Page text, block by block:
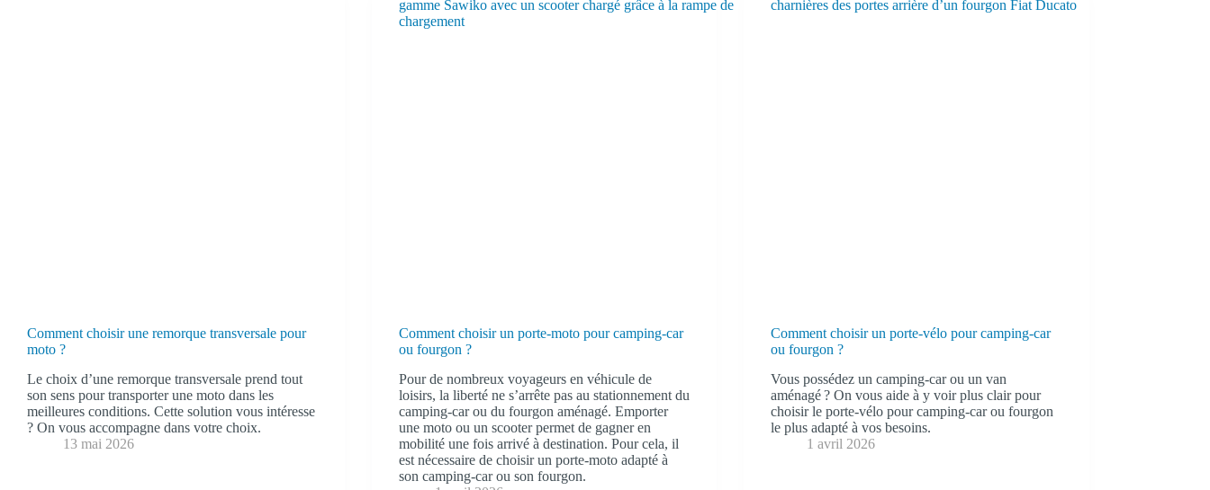
Comment choisir une remorque transversale pour
moto ?
Le choix d’une remorque transversale prend tout
son sens pour transporter une moto dans les
meilleures conditions. Cette solution vous intéresse
? On vous accompagne dans votre choix.
13 mai 2026
Comment choisir un porte-moto pour camping-car
ou fourgon ?
Pour de nombreux voyageurs en véhicule de
loisirs, la liberté ne s’arrête pas au stationnement du
camping-car ou du fourgon aménagé. Emporter
une moto ou un scooter permet de gagner en
mobilité une fois arrivé à destination. Pour cela, il
est nécessaire de choisir un porte-moto adapté à
son camping-car ou son fourgon.
Comment choisir un porte-vélo pour camping-car
ou fourgon ?
Vous possédez un camping-car ou un van
aménagé ? On vous aide à y voir plus clair pour
choisir le porte-vélo pour camping-car ou fourgon
le plus adapté à vos besoins.
1 avril 2026